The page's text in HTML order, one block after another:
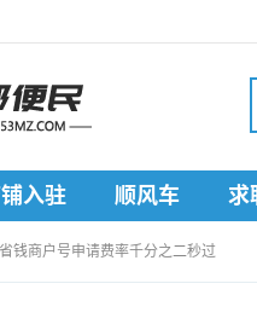
入驻 顺风车 求
省钱商户号申请费率千分之二秒过